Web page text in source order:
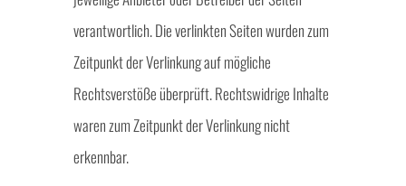
verantwortlich. Die verlinkten Seiten wurden zum
Zeitpunkt der Verlinkung auf mögliche
Rechtsverstöße überprüft. Rechtswidrige Inhalte
waren zum Zeitpunkt der Verlinkung nicht
erkennbar.